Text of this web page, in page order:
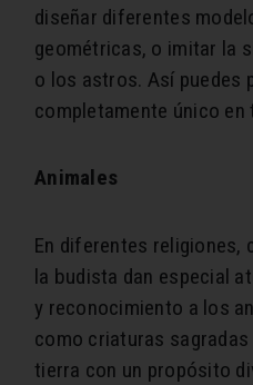
diseñar diferentes
geométricas, o imitar la
o los astros. Así puedes
completamente único en
Animales
En diferentes religiones,
la budista dan especial
y reconocimiento a los
como criaturas sagradas
tierra con un propósito